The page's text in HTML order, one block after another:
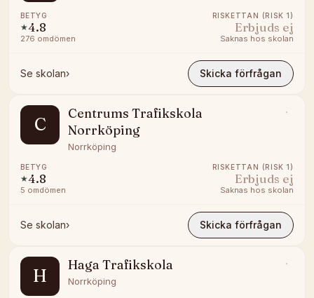
BETYG
★4.8
276 omdömen
RISKETTAN (RISK 1)
Erbjuds ej
Saknas hos skolan
Se skolan› Skicka förfrågan
C
Centrums Trafikskola
Norrköping
Norrköping
BETYG
★4.8
5 omdömen
RISKETTAN (RISK 1)
Erbjuds ej
Saknas hos skolan
Se skolan› Skicka förfrågan
H
Haga Trafikskola
Norrköping